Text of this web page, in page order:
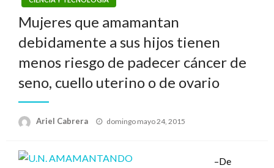
Mujeres que amamantan
debidamente a sus hijos tienen
menos riesgo de padecer cáncer de
seno, cuello uterino o de ovario
Ariel Cabrera
Publicado
domingo mayo 24, 2015
–De